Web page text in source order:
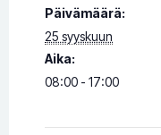
Päivämäärä:
25 syyskuun
Aika:
08:00 - 17:00